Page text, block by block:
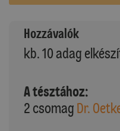
Hozzávalók
kb. 10 adag
A tésztához:
2 csomag Dr.